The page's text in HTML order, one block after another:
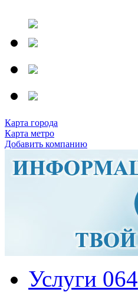
Карта города
Карта метро
Добавить компанию
Услуги 064